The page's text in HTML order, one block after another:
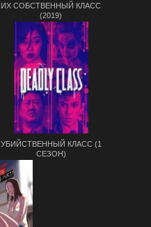
ИХ СОБСТВЕННЫЙ КЛАСС
(2019)
УБИЙСТВЕННЫЙ КЛАСС (1
СЕЗОН)